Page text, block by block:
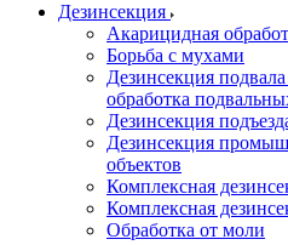
Дезинсекция
Акарицидная
Борьба с мухами
Дезинсекция
обработка
Дезинсекция
Дезинсекция
объектов
Комплексная
Комплексная
Обработка от моли